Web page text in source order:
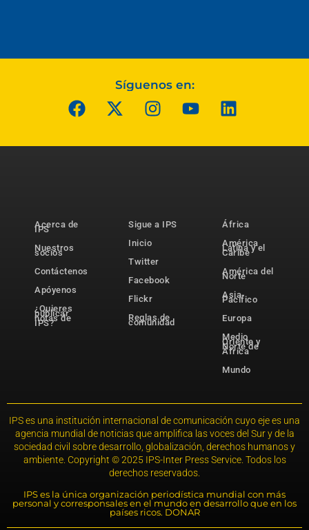
Síguenos en:
Acerca de
IPS
Nuestros
socios
Contáctenos
Apóyenos
¿Quieres
publicar
notas de
IPS?
Sigue a IPS
Inicio
Twitter
Facebook
Flickr
Reglas de
comunidad
África
América
Latina y el
Caribe
América del
Norte
Asia-
Pacífico
Europa
Medio
Oriente y
Norte de
África
Mundo
IPS es una institución internacional de comunicación cuyo eje es una
agencia mundial de noticias que amplifica las voces del Sur y de la
sociedad civil sobre desarrollo, globalización, derechos humanos y
ambiente. Copyright © 2025 IPS-Inter Press Service. Todos los
derechos reservados.
IPS es la única organización periodística mundial con más
personal y corresponsales en el mundo en desarrollo que en los
países ricos. DONAR